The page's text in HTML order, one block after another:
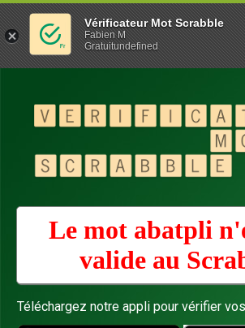
Le mot abatpli
valide au
Téléchargez notre appli pour vérifier
Vérificateur Mot Scrabble
Fabien M
Gratuitundefined